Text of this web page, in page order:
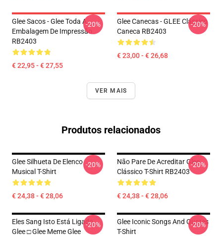
Glee Sacos - Glee Toda A
Embalagem De Impressão
RB2403
€ 22,95 - € 27,55
-20%
Glee Canecas - GLEE Clássico
Caneca RB2403
€ 23,00 - € 26,68
-20%
VER MAIS
Produtos relacionados
Glee Silhueta De Elenco
Musical T-Shirt
€ 24,38 - € 28,06
-20%
Não Pare De Acreditar Glee
Clássico T-Shirt RB2403
€ 24,38 - € 28,06
-20%
Eles Sang Isto Está Ligado
Glee □ Glee Meme Glee
-20%
Glee Iconic Songs And Quotes
T-Shirt
-20%